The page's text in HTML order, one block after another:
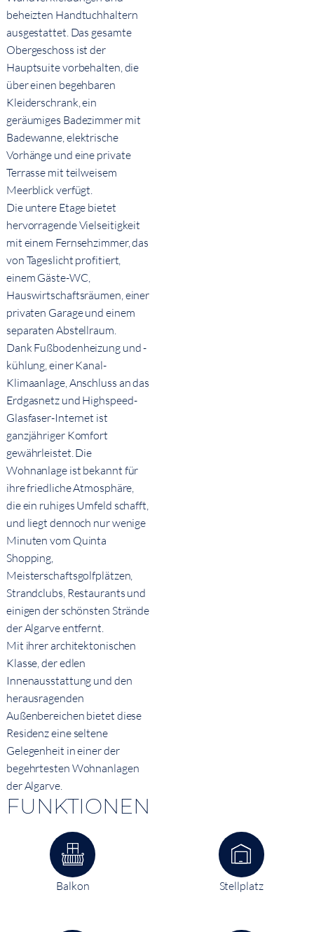
beheizten Handtuchhaltern
ausgestattet. Das gesamte
Obergeschoss ist der
Hauptsuite vorbehalten, die
über einen begehbaren
Kleiderschrank, ein
geräumiges Badezimmer mit
Badewanne, elektrische
Vorhänge und eine private
Terrasse mit teilweisem
Meerblick verfügt.
Die untere Etage bietet
hervorragende Vielseitigkeit
mit einem Fernsehzimmer, das
von Tageslicht profitiert,
einem Gäste-WC,
Hauswirtschaftsräumen, einer
privaten Garage und einem
separaten Abstellraum.
Dank Fußbodenheizung und -
kühlung, einer Kanal-
Klimaanlage, Anschluss an das
Erdgasnetz und Highspeed-
Glasfaser-Internet ist
ganzjähriger Komfort
gewährleistet. Die
Wohnanlage ist bekannt für
ihre friedliche Atmosphäre,
die ein ruhiges Umfeld schafft,
und liegt dennoch nur wenige
Minuten vom Quinta
Shopping,
Meisterschaftsgolfplätzen,
Strandclubs, Restaurants und
einigen der schönsten Strände
der Algarve entfernt.
Mit ihrer architektonischen
Klasse, der edlen
Innenausstattung und den
herausragenden
Außenbereichen bietet diese
Residenz eine seltene
Gelegenheit in einer der
begehrtesten Wohnanlagen
der Algarve.
FUNKTIONEN
Balkon Stellplatz